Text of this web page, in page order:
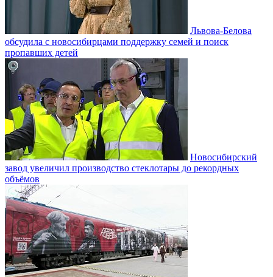
Львова-Белова
обсудила с новосибирцами поддержку семей и поиск
пропавших детей
Новосибирский
завод увеличил производство стеклотары до рекордных
объёмов